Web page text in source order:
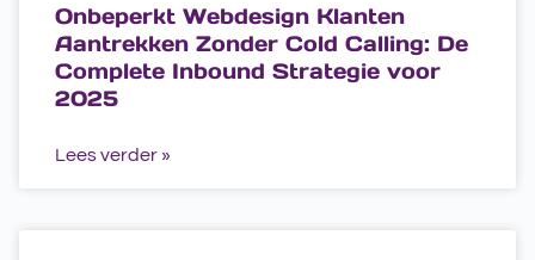
Onbeperkt Webdesign Klanten
Aantrekken Zonder Cold Calling: De
Complete Inbound Strategie voor
2025
Lees verder »